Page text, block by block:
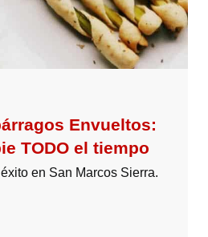
Envueltos:
TODO el tiempo
en San Marcos Sierra.